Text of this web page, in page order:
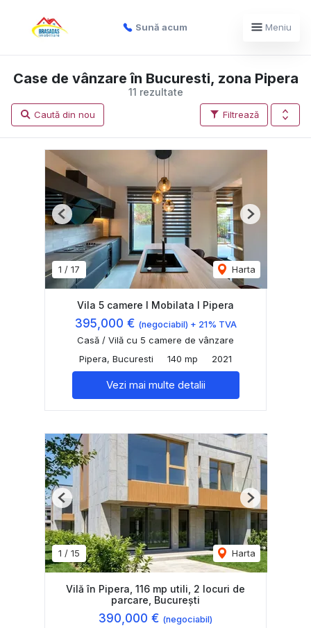
Sună acum Meniu
11 rezultate
Case de vânzare în Bucuresti, zona Pipera
Filtrează
Caută din nou
1 / 17 Harta
Previous Next
Vila 5 camere I Mobilata I Pipera
395,000 € (negociabil) + 21% TVA
Casă / Vilă cu 5 camere de vânzare
Pipera, Bucuresti
140 mp 2021
Vezi mai multe detalii
1 / 15 Harta
Previous Next
Vilă în Pipera, 116 mp utili, 2 locuri de
parcare, București
390,000 € (negociabil)